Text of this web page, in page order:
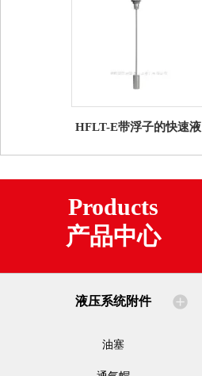
HFLT-E带浮子的快速液
Products
产品中心
液压系统附件
油塞